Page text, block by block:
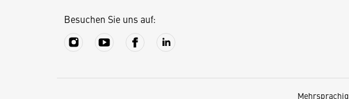
Besuchen Sie uns auf:
Mehrsprachig